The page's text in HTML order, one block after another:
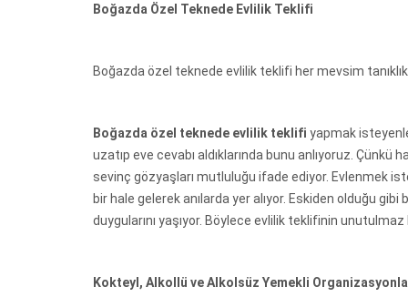
Boğazda Özel Teknede Evlilik Teklifi
Boğazda özel teknede evlilik teklifi her mevsim
Boğazda özel teknede evlilik teklifi yapmak
uzatıp eve cevabı aldıklarında bunu anlıyoruz. Çünkü
sevinç gözyaşları mutluluğu ifade ediyor. Evlenmek
bir hale gelerek anılarda yer alıyor. Eskiden olduğu
duygularını yaşıyor. Böylece evlilik teklifinin
Kokteyl, Alkollü ve Alkolsüz Yemekli